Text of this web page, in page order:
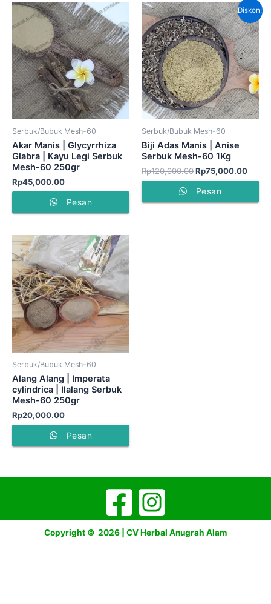
Serbuk/Bubuk Mesh-60
Akar Manis | Glycyrrhiza
Glabra | Kayu Legi Serbuk
Mesh-60 250gr
Rp45,000.00
Pesan
Diskon!
Serbuk/Bubuk Mesh-60
Biji Adas Manis | Anise
Serbuk Mesh-60 1Kg
Rp120,000.00
Harga
aslinya
adalah:
Rp120,000.00.
Rp75,000.00
Harga
saat
ini
Pesan
Serbuk/Bubuk Mesh-60
Alang Alang | Imperata
cylindrica | Ilalang Serbuk
Mesh-60 250gr
Rp20,000.00
Pesan
Copyright © 2026 | CV Herbal Anugrah Alam